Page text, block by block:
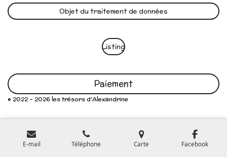
Objet du traitement de données
Listing
Paiement
© 2022 - 2026 les trésors d'Alexandrine
E-mail Téléphone Carte Facebook